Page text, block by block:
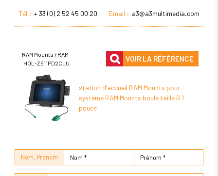
Tél : + 33 (0) 2 52 45 00 20 Email : a3@a3multimedia.com
RAM Mounts / RAM-
HOL-ZE11PD2CLU
VOIR LA RÉFÉRENCE
station d’accueil RAM Mounts pour
système RAM Mounts boule taille B 1
pouce
Nom, Prénom